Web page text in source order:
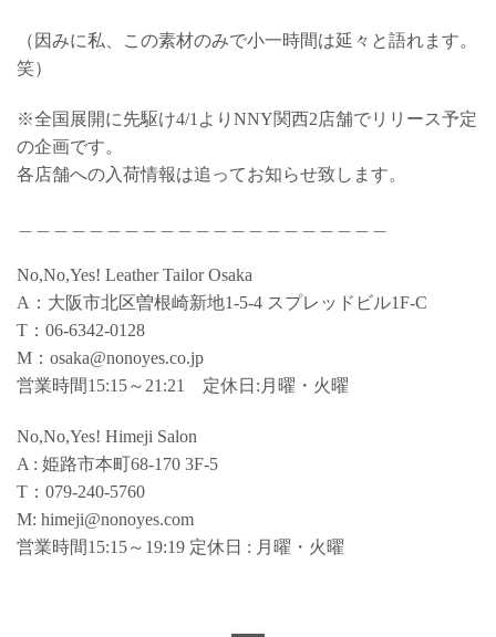
（因みに私、この素材のみで小一時間は延々と語れます。
笑）
※全国展開に先駆け4/1よりNNY関西2店舗でリリース予定
の企画です。
各店舗への入荷情報は追ってお知らせ致します。
No,No,Yes! Leather Tailor Osaka
A：大阪市北区曽根崎新地1-5-4 スプレッドビル1F-C
T：06-6342-0128
M：osaka@nonoyes.co.jp
営業時間15:15～21:21 定休日:月曜・火曜
No,No,Yes! Himeji Salon
A : 姫路市本町68-170 3F-5
T：079-240-5760
M: himeji@nonoyes.com
営業時間15:15～19:19 定休日 : 月曜・火曜